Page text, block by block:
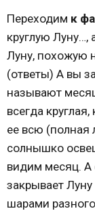
Переходим к
круглую Луну…,
Луну, похожую
(ответы) А вы
называют
всегда
ее всю (полная
солнышко
видим месяц. А
закрывает
шарами